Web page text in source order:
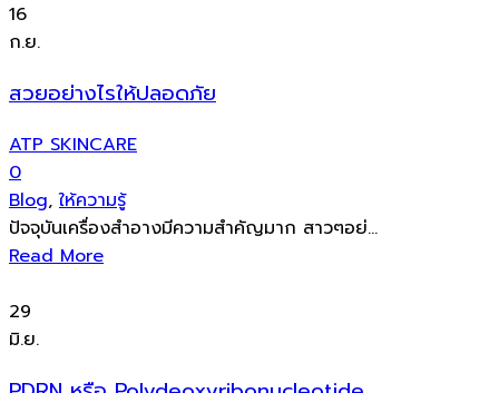
16
ก.ย.
สวยอย่างไรให้ปลอดภัย
ATP SKINCARE
0
Blog, ให้ความรู้
ปัจจุบันเครื่องสำอางมีความสำคัญมาก สาวๆอย่...
Read More
29
มิ.ย.